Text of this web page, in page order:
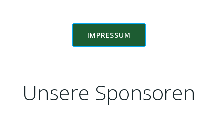
IMPRESSUM
Unsere Sponsoren